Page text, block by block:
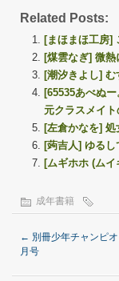
Related Posts:
[まほまほ工房]
[煤雲なぎ] 微
[潮汐きよし]
[65535あべぬ
元クラスメイ
[左倉かなを]
[蒟吉人] ゆる
[ムギホホ (ム
成年書籍
← 別冊少年チャンピ
月号